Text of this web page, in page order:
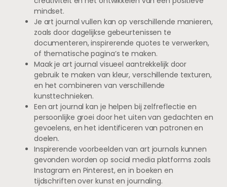
mindset.
Je art journal vullen kan op verschillende manieren,
zoals door dagelijkse gebeurtenissen te
documenteren, inspirerende quotes te verwerken,
of thematische pagina’s te maken.
Maak je art journal visueel aantrekkelijk door
gebruik te maken van kleur, verschillende texturen,
en het combineren van verschillende
kunsttechnieken.
Een art journal kan je helpen bij zelfreflectie en
persoonlijke groei door het uiten van gedachten en
gevoelens, en het identificeren van patronen en
doelen.
Inspirerende voorbeelden van art journals kunnen
gevonden worden op social media platforms zoals
Instagram en Pinterest, en in boeken en
tijdschriften over kunst en journaling.